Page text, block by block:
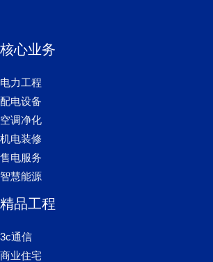
核心业务
电力工程
配电设备
空调净化
机电装修
售电服务
智慧能源
精品工程
3c通信
商业住宅